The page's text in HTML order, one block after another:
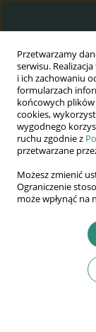
Przetwarzamy
serwisu.
i ich zachowaniu
formularzach
końcowych plików
cookies,
wygodnego
ruchu zgodnie z
przetwarzane
Możesz zmienić
Ograniczenie
może wpłynąć
AWSGE
Akademia
WSGE
im. Alcide De
Koncepcja